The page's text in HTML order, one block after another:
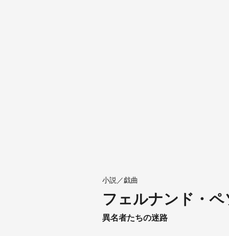
小説／戯曲
フェルナンド・ペ
異名者たちの迷路